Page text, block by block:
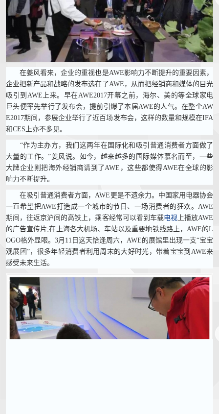
在姜风看来，企业的重视也是AWE影响力不断提升的重要因素，
企业把新产品和战略的发布选在了AWE，从而把经销商和媒体的目光
吸引到AWE上来。早在AWE2017开幕之前，海尔、美的等全球家电
巨头便率先举行了发布会，提前引爆了本届AWE的人气。在整个AW
E2017期间，参展企业举行了近百场发布会，这样的数量和规模在IFA
和CES上亦不多见。
“作为主办方，我们这两年在国际化和吸引普通消费者方面做了
大量的工作。”姜风说。如今，越来越多的国际媒体慕名而至，一些
大牌企业则把海外经销商请到了AWE，这些都使得AWE在全球的影
响力不断提升。
在吸引普通消费者方面，AWE更是不遗余力。中国家用电器协会
一直希望把AWE打造成一个城市的节日、一场消费者的狂欢。AWE
期间，往返京沪间的高铁上，乘客经常可以看到车载电视上播放AWE
的广告宣传片;在上海各大机场、车站以及重要地铁线路上，AWE的L
OGO格外显眼。3月11日这天恰逢周六，AWE的展馆里出现一支“宝宝
观展团”，很多年轻消费者利用周末的大好时光，带着宝宝到AWE来
感受未来生活。